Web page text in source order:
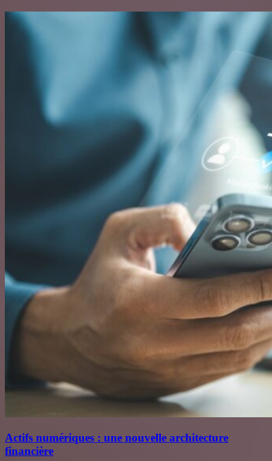
Actifs numériques : une nouvelle architecture
financière